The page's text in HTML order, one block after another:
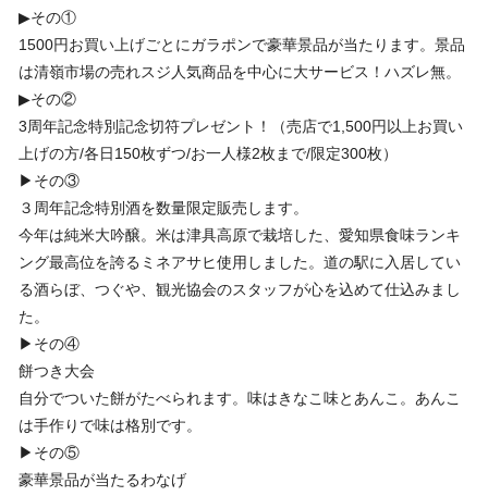
▶︎その①
1500円お買い上げごとにガラポンで豪華景品が当たります。景品
は清嶺市場の売れスジ人気商品を中心に大サービス！ハズレ無。
▶︎その②
3周年記念特別記念切符プレゼント！（売店で1,500円以上お買い
上げの方/各日150枚ずつ/お一人様2枚まで/限定300枚）
▶︎その③
３周年記念特別酒を数量限定販売します。
今年は純米大吟醸。米は津具高原で栽培した、愛知県食味ランキ
ング最高位を誇るミネアサヒ使用しました。道の駅に入居してい
る酒らぼ、つぐや、観光協会のスタッフが心を込めて仕込みまし
た。
▶︎その④
餅つき大会
自分でついた餅がたべられます。味はきなこ味とあんこ。あんこ
は手作りで味は格別です。
▶︎その⑤
豪華景品が当たるわなげ